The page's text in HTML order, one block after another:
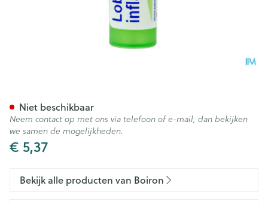
€ 5,37
Niet beschikbaar
Neem contact op met ons via telefoon of e-mail, dan bekijken
we samen de mogelijkheden.
Bekijk alle producten van Boiron